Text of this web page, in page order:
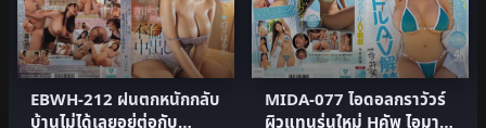
EBWH-212 ฝนตกหนักกลับ
บ้านไม่ได้เลยอยู่ต่อกับ
MIDA-077 ไอดอลกราวัวร์
ผิวแทนรุ่นใหม่ Hคัพ ไอมาอิ